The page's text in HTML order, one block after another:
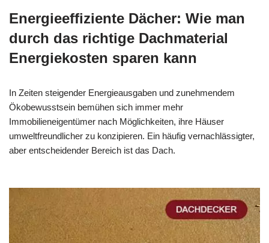
Energieeffiziente Dächer: Wie man
durch das richtige Dachmaterial
Energiekosten sparen kann
In Zeiten steigender Energieausgaben und zunehmendem
Ökobewusstsein bemühen sich immer mehr
Immobilieneigentümer nach Möglichkeiten, ihre Häuser
umweltfreundlicher zu konzipieren. Ein häufig vernachlässigter,
aber entscheidender Bereich ist das Dach.